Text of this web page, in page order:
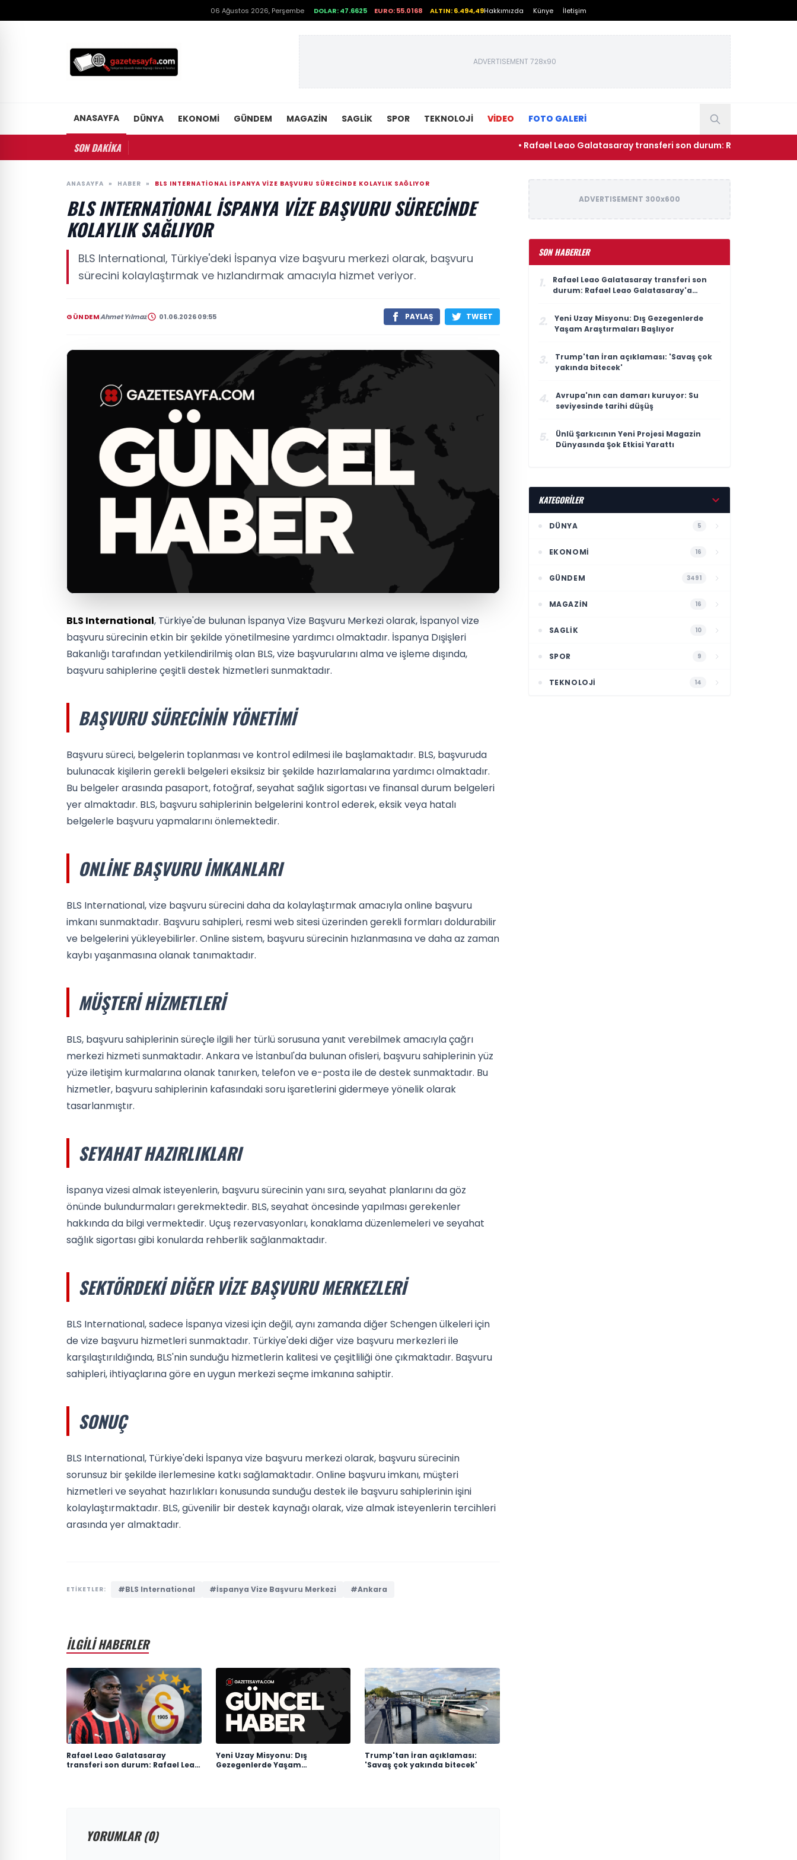
06 Ağustos 2026, Perşembe DOLAR: 47.6625 EURO: 55.0168 ALTIN: 6.494,49Hakkımızda Künye İletişim
ADVERTISEMENT 728x90
ANASAYFA DÜNYA EKONOMI GÜNDEM MAGAZIN SAGLIK SPOR TEKNOLOJI VİDEO FOTO GALERİ
SON DAKİKA • Rafael Leao Galatasaray transferi son durum: Rafael Leao
ANASAYFA » HABER » BLS INTERNATIONAL İSPANYA VIZE BAŞVURU SÜRECINDE KOLAYLIK SAĞLIYOR
BLS INTERNATIONAL İSPANYA VIZE BAŞVURU SÜRECINDE
KOLAYLIK SAĞLIYOR
BLS International, Türkiye'deki İspanya vize başvuru merkezi olarak, başvuru
sürecini kolaylaştırmak ve hızlandırmak amacıyla hizmet veriyor.
GÜNDEMAhmet Yılmaz 01.06.2026 09:55 PAYLAŞ TWEET
BLS International, Türkiye'de bulunan İspanya Vize Başvuru Merkezi olarak, İspanyol vize
başvuru sürecinin etkin bir şekilde yönetilmesine yardımcı olmaktadır. İspanya Dışişleri
Bakanlığı tarafından yetkilendirilmiş olan BLS, vize başvurularını alma ve işleme dışında,
başvuru sahiplerine çeşitli destek hizmetleri sunmaktadır.
BAŞVURU SÜRECININ YÖNETIMI
Başvuru süreci, belgelerin toplanması ve kontrol edilmesi ile başlamaktadır. BLS, başvuruda
bulunacak kişilerin gerekli belgeleri eksiksiz bir şekilde hazırlamalarına yardımcı olmaktadır.
Bu belgeler arasında pasaport, fotoğraf, seyahat sağlık sigortası ve finansal durum belgeleri
yer almaktadır. BLS, başvuru sahiplerinin belgelerini kontrol ederek, eksik veya hatalı
belgelerle başvuru yapmalarını önlemektedir.
ONLINE BAŞVURU İMKANLARI
BLS International, vize başvuru sürecini daha da kolaylaştırmak amacıyla online başvuru
imkanı sunmaktadır. Başvuru sahipleri, resmi web sitesi üzerinden gerekli formları doldurabilir
ve belgelerini yükleyebilirler. Online sistem, başvuru sürecinin hızlanmasına ve daha az zaman
kaybı yaşanmasına olanak tanımaktadır.
MÜŞTERI HIZMETLERI
BLS, başvuru sahiplerinin süreçle ilgili her türlü sorusuna yanıt verebilmek amacıyla çağrı
merkezi hizmeti sunmaktadır. Ankara ve İstanbul'da bulunan ofisleri, başvuru sahiplerinin yüz
yüze iletişim kurmalarına olanak tanırken, telefon ve e-posta ile de destek sunmaktadır. Bu
hizmetler, başvuru sahiplerinin kafasındaki soru işaretlerini gidermeye yönelik olarak
tasarlanmıştır.
SEYAHAT HAZIRLIKLARI
İspanya vizesi almak isteyenlerin, başvuru sürecinin yanı sıra, seyahat planlarını da göz
önünde bulundurmaları gerekmektedir. BLS, seyahat öncesinde yapılması gerekenler
hakkında da bilgi vermektedir. Uçuş rezervasyonları, konaklama düzenlemeleri ve seyahat
sağlık sigortası gibi konularda rehberlik sağlanmaktadır.
SEKTÖRDEKI DIĞER VIZE BAŞVURU MERKEZLERI
BLS International, sadece İspanya vizesi için değil, aynı zamanda diğer Schengen ülkeleri için
de vize başvuru hizmetleri sunmaktadır. Türkiye'deki diğer vize başvuru merkezleri ile
karşılaştırıldığında, BLS'nin sunduğu hizmetlerin kalitesi ve çeşitliliği öne çıkmaktadır. Başvuru
sahipleri, ihtiyaçlarına göre en uygun merkezi seçme imkanına sahiptir.
SONUÇ
BLS International, Türkiye'deki İspanya vize başvuru merkezi olarak, başvuru sürecinin
sorunsuz bir şekilde ilerlemesine katkı sağlamaktadır. Online başvuru imkanı, müşteri
hizmetleri ve seyahat hazırlıkları konusunda sunduğu destek ile başvuru sahiplerinin işini
kolaylaştırmaktadır. BLS, güvenilir bir destek kaynağı olarak, vize almak isteyenlerin tercihleri
arasında yer almaktadır.
ETİKETLER: #BLS International #İspanya Vize Başvuru Merkezi #Ankara
İLGİLİ HABERLER
Rafael Leao Galatasaray
transferi son durum: Rafael Leao
Yeni Uzay Misyonu: Dış
Gezegenlerde Yaşam
Trump'tan İran açıklaması:
'Savaş çok yakında bitecek'
YORUMLAR (0)
ADVERTISEMENT 300x600
SON HABERLER
1.
Rafael Leao Galatasaray transferi son
durum: Rafael Leao Galatasaray'a
2.
Yeni Uzay Misyonu: Dış Gezegenlerde
Yaşam Araştırmaları Başlıyor
3.
Trump'tan İran açıklaması: 'Savaş çok
yakında bitecek'
4.
Avrupa'nın can damarı kuruyor: Su
seviyesinde tarihi düşüş
5.
Ünlü Şarkıcının Yeni Projesi Magazin
Dünyasında Şok Etkisi Yarattı
KATEGORİLER
DÜNYA 5
EKONOMI 16
GÜNDEM 3491
MAGAZIN 16
SAGLIK 10
SPOR 9
TEKNOLOJI 14